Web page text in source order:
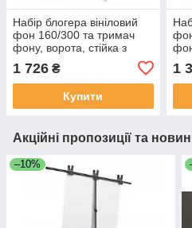
Набір блогера вініловий
фон 160/300 та тримач
фону, ворота, стійка з
перекладиною 2.2х1,5м
1 726 ₴
Купити
1
Акційні пропозиції та
–10%